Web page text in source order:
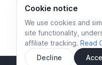
Cookie notice
We use cookies and
site functionality,
affiliate tracking. Read
Decline
Cookie policy
Terms